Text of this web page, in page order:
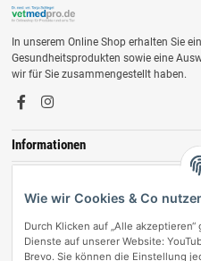
In unserem Online Shop erhalten Sie
Gesundheitsprodukten sowie eine
wir für Sie zusammengestellt haben.
Informationen
Wie wir Cookies & Co
Durch Klicken auf „Alle
Dienste auf unserer Website:
Brevo. Sie können die Einstellung